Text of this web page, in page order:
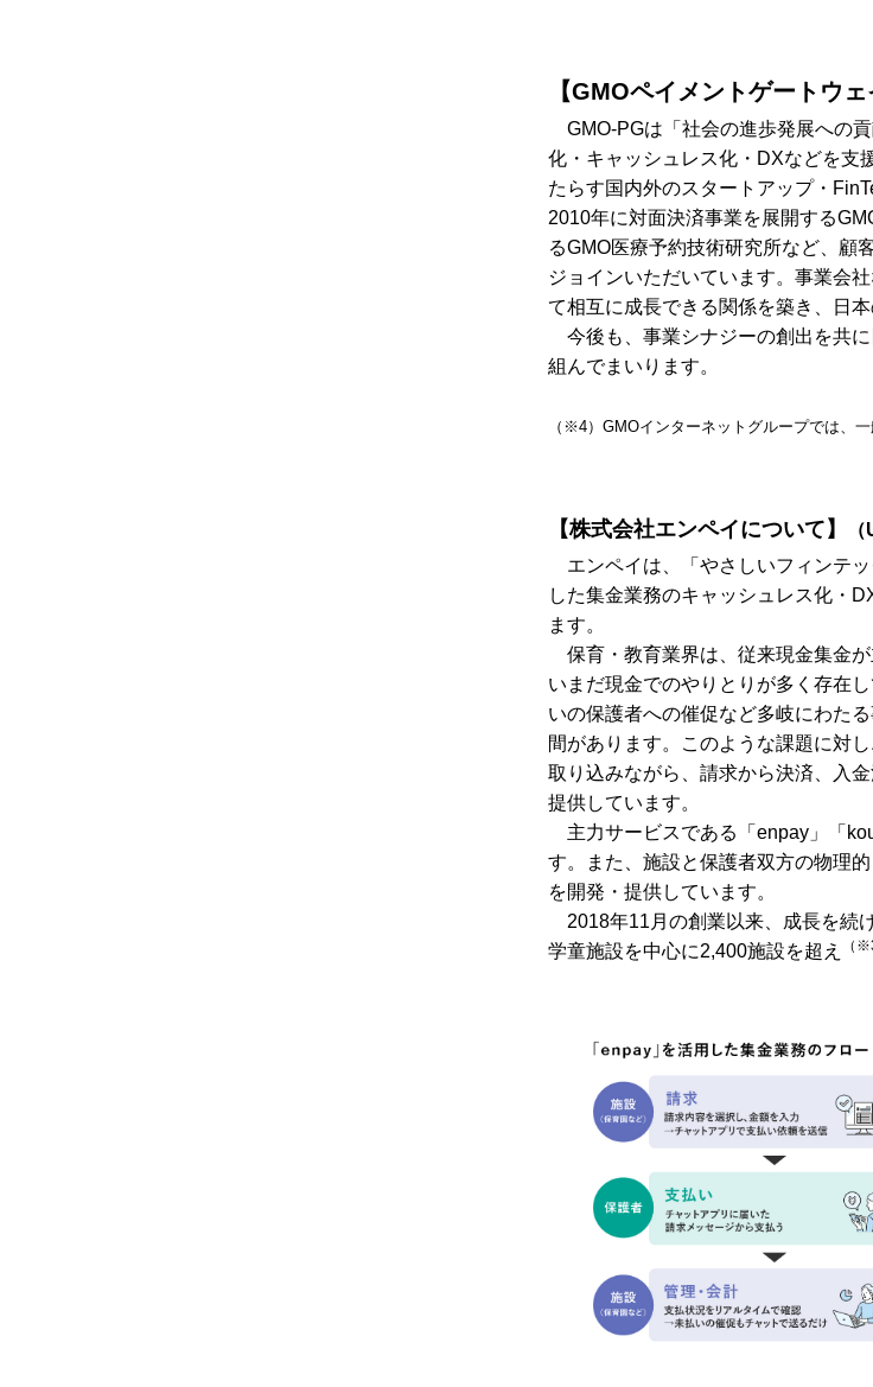
【GMOペイメントゲートウ
GMO-PGは「社会の進歩発展への
化・キャッシュレス化・DXなどを支
たらす国内外のスタートアップ・
2010年に対面決済事業を展開する
るGMO医療予約技術研究所など、顧
ジョインいただいています。事業会
て相互に成長できる関係を築き、日
今後も、事業シナジーの創出を共
組んでまいります。
（※4）GMOインターネットグループでは、
【株式会社エンペイについて】
エンペイは、「やさしいフィンテ
した集金業務のキャッシュレス化・
ます。
保育・教育業界は、従来現金集金が
いまだ現金でのやりとりが多く存在
いの保護者への催促など多岐にわた
間があります。このような課題に対
取り込みながら、請求から決済、入
提供しています。
主力サービスである「enpay」「
す。また、施設と保護者双方の物理
を開発・提供しています。
2018年11月の創業以来、成長を続
学童施設を中心に2,400施設を超え
（